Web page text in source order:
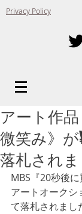
Privacy Policy
アート作
微笑み》が
落札されま
MBS『20秒後に
アートオークシ
て落札されまし